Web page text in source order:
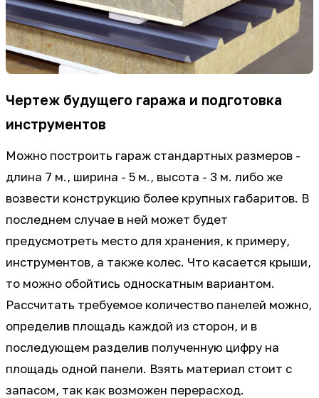
Чертеж будущего гаража и подготовка
инструментов
Можно построить гараж стандартных размеров -
длина 7 м., ширина - 5 м., высота - 3 м. либо же
возвести конструкцию более крупных габаритов. В
последнем случае в ней может будет
предусмотреть место для хранения, к примеру,
инструментов, а также колес. Что касается крыши,
то можно обойтись односкатным вариантом.
Рассчитать требуемое количество панелей можно,
определив площадь каждой из сторон, и в
последующем разделив полученную цифру на
площадь одной панели. Взять материал стоит с
запасом, так как возможен перерасход.